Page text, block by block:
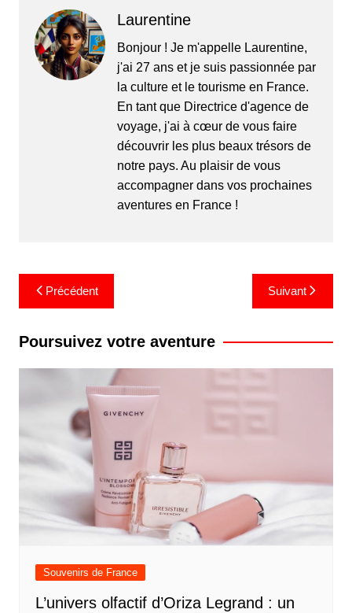
Laurentine
Bonjour ! Je m'appelle Laurentine,
j'ai 27 ans et je suis passionnée par
la culture et le tourisme en France.
En tant que Directrice d'agence de
voyage, j'ai à cœur de vous faire
découvrir les plus beaux trésors de
notre pays. Au plaisir de vous
accompagner dans vos prochaines
aventures en France !
Navigation
de
l’article
Précédent Suivant
Poursuivez votre aventure
Souvenirs de France
L’univers olfactif d’Oriza Legrand : un